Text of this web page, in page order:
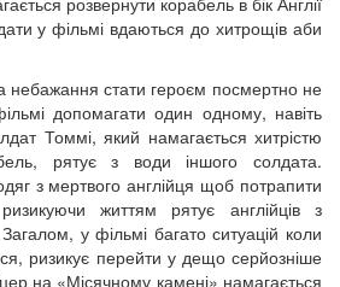
у фільмі вдаються до хитрощів аби
небажання стати героєм посмертно не
допомагати один одному, навіть
Томмі, який намагається хитрістю
рятує з води іншого солдата.
з мертвого англійця щоб потрапити
життям рятує англійців з
у фільмі багато ситуацій коли
ризикує перейти у дещо серйозніше
на «Місячному камені» намагається